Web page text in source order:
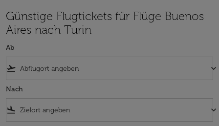
Günstige Flugtickets für Flüge Buenos
Aires nach Turin
Ab
flight_takeoff keyboard_arrow_down
Nach
flight_land keyboard_arrow_down